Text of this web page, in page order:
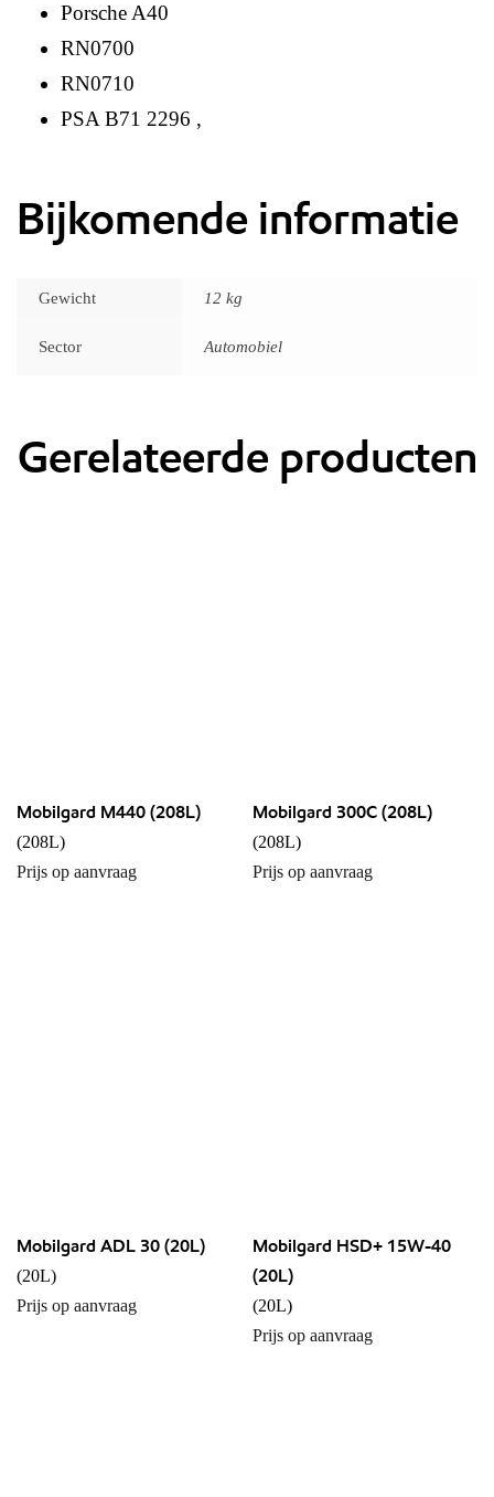
Porsche A40
RN0700
RN0710
PSA B71 2296 ,
Bijkomende informatie
Gewicht 12 kg
Sector Automobiel
Gerelateerde producten
Mobilgard M440 (208L)
(208L)
Prijs op aanvraag
Mobilgard 300C (208L)
(208L)
Prijs op aanvraag
Mobilgard ADL 30 (20L)
(20L)
Prijs op aanvraag
Mobilgard HSD+ 15W-40
(20L)
(20L)
Prijs op aanvraag